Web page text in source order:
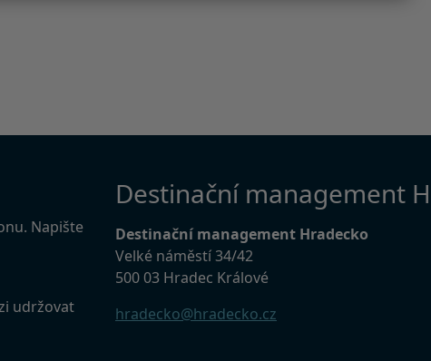
Napište
udržovat
Destinační management
Destinační management Hradecko
Velké náměstí 34/42
500 03 Hradec Králové
hradecko@hradecko.cz